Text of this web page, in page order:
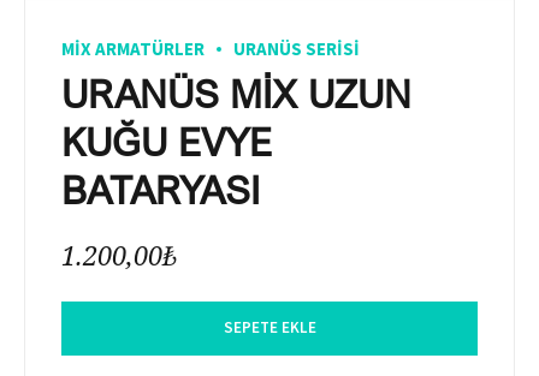
MIX ARMATÜRLER URANÜS SERISI
URANÜS MİX UZUN
KUĞU EVYE
BATARYASI
1.200,00₺
SEPETE EKLE